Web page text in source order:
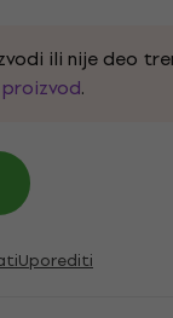
ili nije deo
.
Uporediti